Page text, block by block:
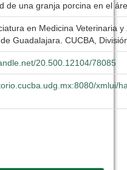
de una granja porcina en el
en Medicina Veterinaria
Guadalajara. CUCBA,
20.500.12104/78085
xmlui/